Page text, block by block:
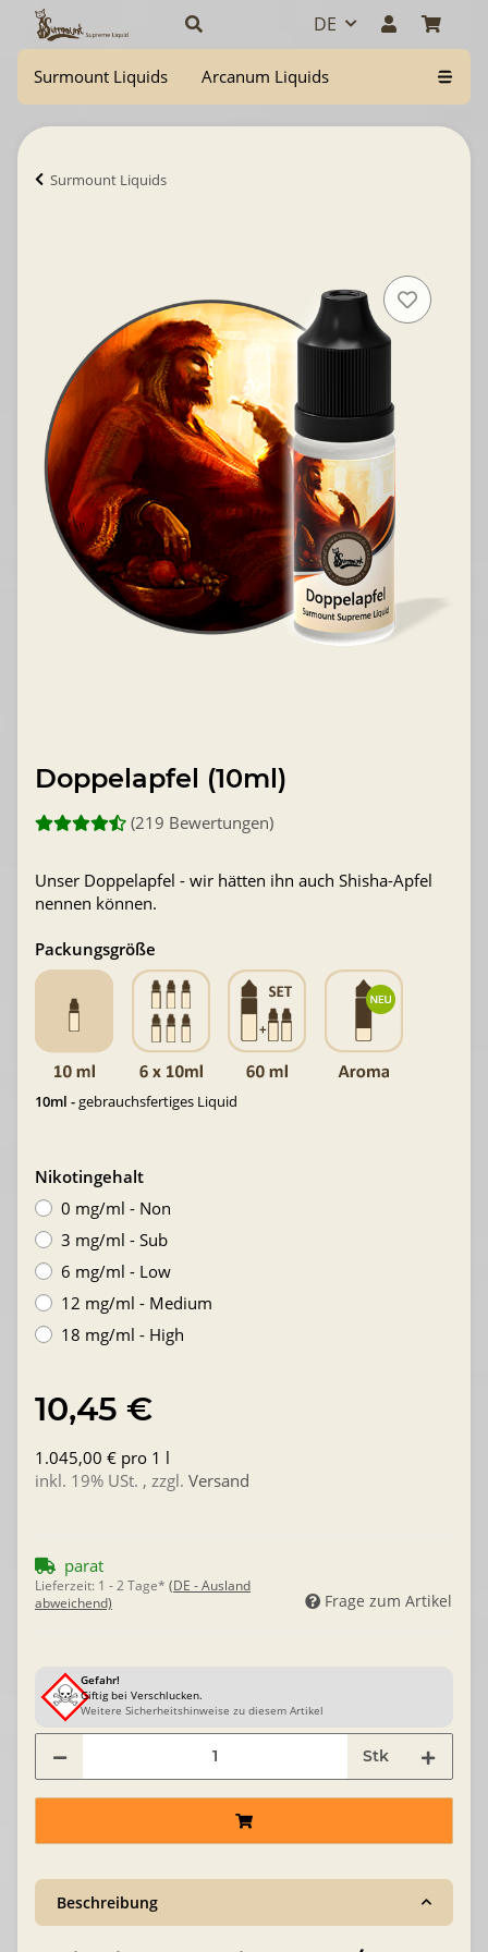
DE
Surmount Liquids Arcanum Liquids
Surmount Liquids
Doppelapfel (10ml)
(219 Bewertungen)
Unser Doppelapfel - wir hätten ihn auch Shisha-Apfel
nennen können.
Packungsgröße
10ml -gebrauchsfertiges Liquid
Nikotingehalt
0 mg/ml - Non
3 mg/ml - Sub
6 mg/ml - Low
12 mg/ml - Medium
18 mg/ml - High
10,45 €
1.045,00 € pro 1 l
inkl. 19% USt. , zzgl. Versand
parat
Lieferzeit: 1 - 2 Tage* (DE - Ausland
abweichend)
Frage zum Artikel
Gefahr!
Giftig bei Verschlucken.
Weitere Sicherheitshinweise zu diesem Artikel
Stk
Beschreibung